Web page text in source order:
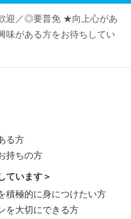
迎／◎要普免 ★向上心があ
味がある方をお待ちしてい
る方
持ちの方
ています＞
積極的に身につけたい方
を大切にできる方